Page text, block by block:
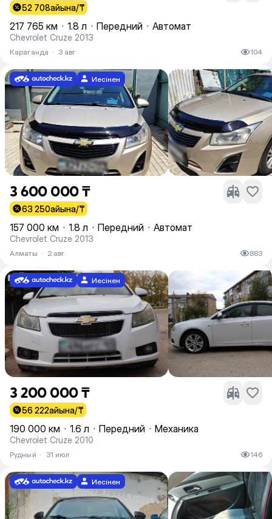
52 708айына/₸
217 765 км · 1.8 л · Передний · Автомат
Chevrolet Cruze 2013
Караганда · 3 авг 104
Иесінен
3 600 000 ₸
63 250айына/₸
157 000 км · 1.8 л · Передний · Автомат
Chevrolet Cruze 2013
Алматы · 2 авг 883
Иесінен
3 200 000 ₸
56 222айына/₸
190 000 км · 1.6 л · Передний · Механика
Chevrolet Cruze 2010
Рудный · 31 июл 146
Иесінен